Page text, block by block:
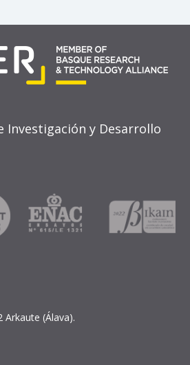
Investigación y Desarrollo
Arkaute (Álava).